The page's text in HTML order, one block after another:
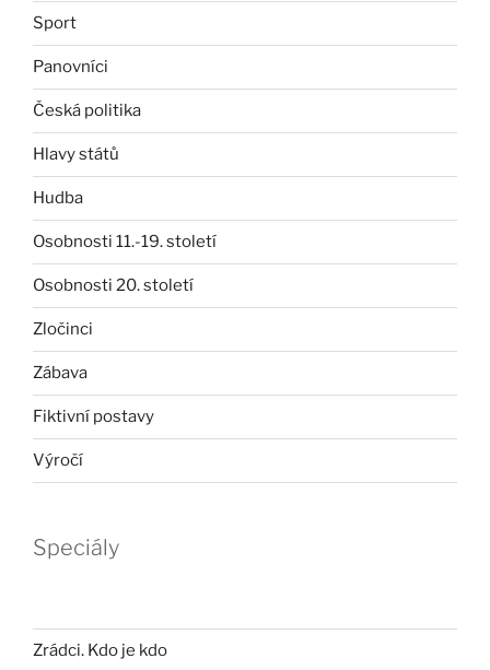
Sport
Panovníci
Česká politika
Hlavy států
Hudba
Osobnosti 11.-19. století
Osobnosti 20. století
Zločinci
Zábava
Fiktivní postavy
Výročí
Speciály
Zrádci. Kdo je kdo